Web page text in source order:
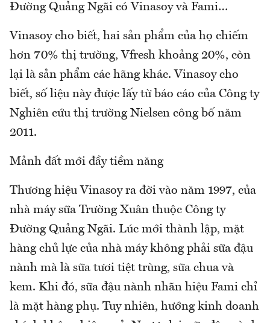
Đường Quảng Ngãi có Vinasoy và Fami…
Vinasoy cho biết, hai sản phẩm của họ chiếm
hơn 70% thị trường, Vfresh khoảng 20%, còn
lại là sản phẩm các hãng khác. Vinasoy cho
biết, số liệu này được lấy từ báo cáo của Công ty
Nghiên cứu thị trường Nielsen công bố năm
2011.
Mảnh đất mới đầy tiềm năng
Thương hiệu Vinasoy ra đời vào năm 1997, của
nhà máy sữa Trường Xuân thuộc Công ty
Đường Quảng Ngãi. Lúc mới thành lập, mặt
hàng chủ lực của nhà máy không phải sữa đậu
nành mà là sữa tươi tiệt trùng, sữa chua và
kem. Khi đó, sữa đậu nành nhãn hiệu Fami chỉ
là mặt hàng phụ. Tuy nhiên, hướng kinh doanh